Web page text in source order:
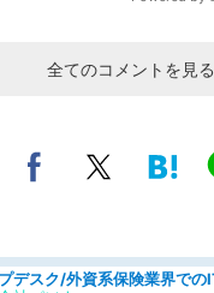
全てのコメントを見る